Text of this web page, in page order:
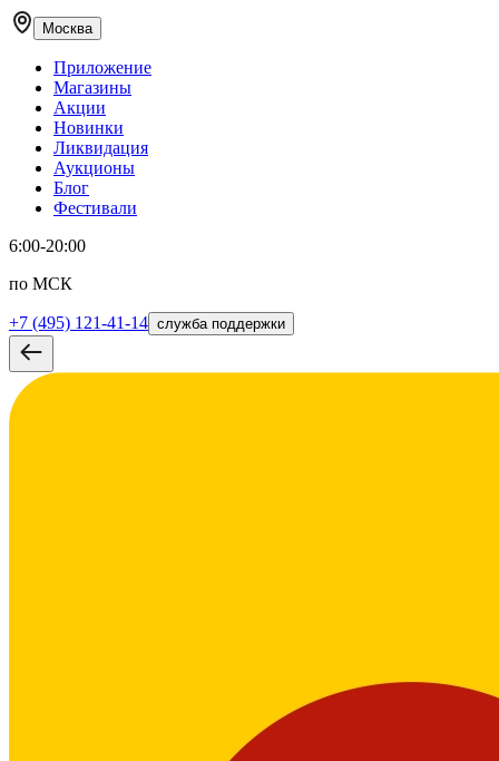
Москва
Приложение
Магазины
Акции
Новинки
Ликвидация
Аукционы
Блог
Фестивали
6:00-20:00
по МСК
+7 (495) 121-41-14 служба поддержки